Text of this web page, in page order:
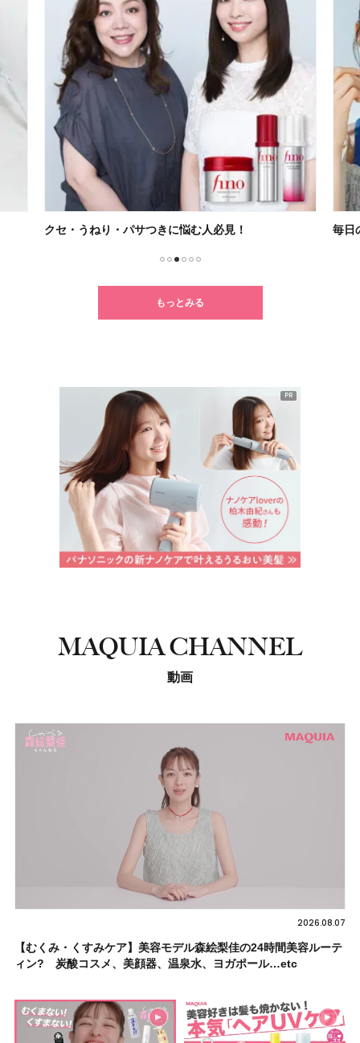
クセ・うねり・パサつきに悩む人必見！ 毎日
もっとみる
PR
MAQUIA CHANNEL
動画
2026.08.07
【むくみ・くすみケア】美容モデル森絵梨佳の24時間美容ルーテ
ィン? 炭酸コスメ、美顔器、温泉水、ヨガポール…etc